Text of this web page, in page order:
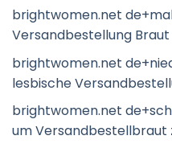
brightwomen.net
Versandbestellung Braut
brightwomen.net
lesbische
brightwomen.net
um Versandbestellbraut